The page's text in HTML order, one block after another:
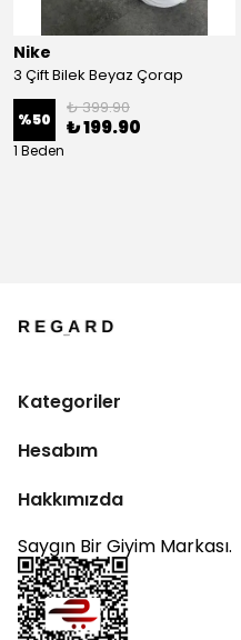
Nike
3 Çift Bilek Beyaz Çorap
%50
₺ 399.90
₺ 199.90
1 Beden
Kategoriler
Hesabım
Hakkımızda
Saygın Bir Giyim Markası.